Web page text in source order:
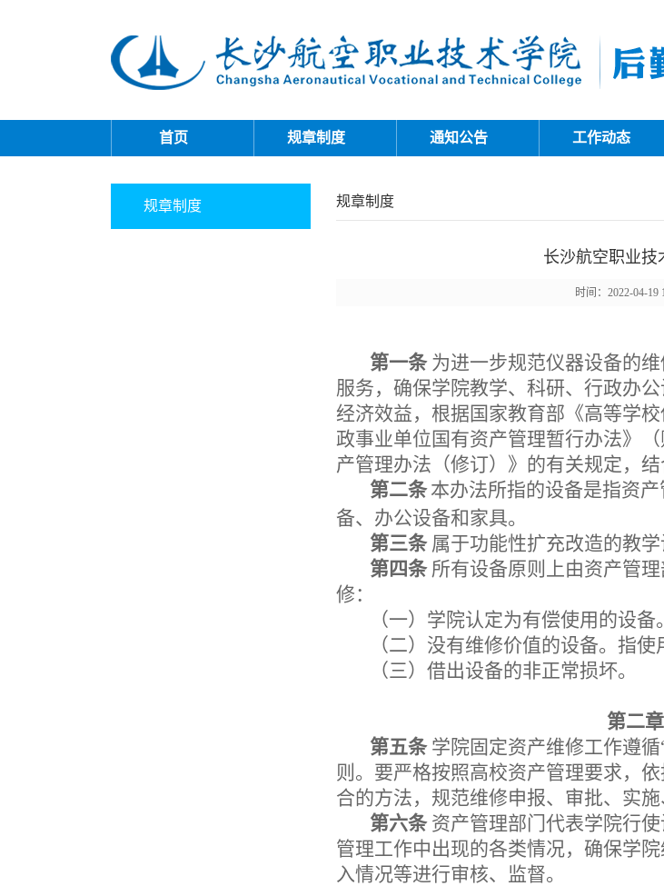
首页 规章制度 通知公告 工作动态
规章制度 规章制度
长沙航空职业技
时间：2022-04-19
第一条 为进一步规范仪器设备的
服务，确保学院教学、科研、行政办
经济效益，根据国家教育部《高等学
政事业单位国有资产管理暂行办法》
产管理办法（修订）》的有关规定，
第二条 本办法所指的设备是指资
备、办公设备和家具。
第三条 属于功能性扩充改造的教
第四条 所有设备原则上由资产管
修：
（一）学院认定为有偿使用的设备。
（二）没有维修价值的设备。指
（三）借出设备的非正常损坏。
第二章
第五条 学院固定资产维修工作遵循
则。要严格按照高校资产管理要求，
合的方法，规范维修申报、审批、实施
第六条 资产管理部门代表学院行使
管理工作中出现的各类情况，确保学
入情况等进行审核、监督。